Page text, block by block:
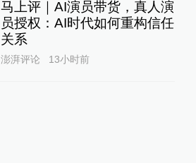
马上评｜AI演员带货，真人演
员授权：AI时代如何重构信任
关系
澎湃评论 13小时前